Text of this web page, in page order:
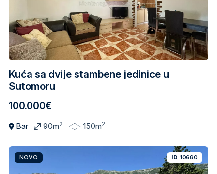
Kuća sa dvije stambene jedinice u
Sutomoru
100.000€
Bar 90m2 150m2
NOVO ID 10690